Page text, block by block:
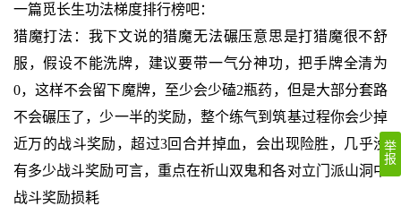
一篇觅长生功法梯度排行榜吧：
猎魔打法：我下文说的猎魔无法碾压意思是打猎魔很不舒
服，假设不能洗牌，建议要带一气分神功，把手牌全清为
0，这样不会留下魔牌，至少会少磕2瓶药，但是大部分套路
不会碾压了，少一半的奖励，整个练气到筑基过程你会少掉
近万的战斗奖励，超过3回合并掉血，会出现险胜，几乎没
有多少战斗奖励可言，重点在祈山双鬼和各对立门派山洞中
战斗奖励损耗
举
报